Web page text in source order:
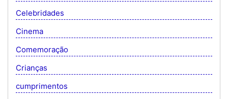
Celebridades
Cinema
Comemoração
Crianças
cumprimentos